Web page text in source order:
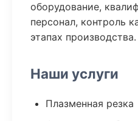
оборудование,
персонал, контроль
этапах производства.
Наши услуги
Плазменная резка